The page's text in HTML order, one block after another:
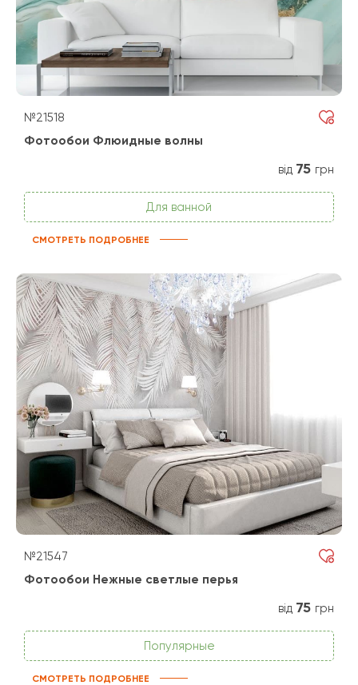
№21518
Фотообои Флюидные волны
від 75 грн
Для ванной
СМОТРЕТЬ ПОДРОБНЕЕ
№21547
Фотообои Нежные светлые перья
від 75 грн
Популярные
СМОТРЕТЬ ПОДРОБНЕЕ